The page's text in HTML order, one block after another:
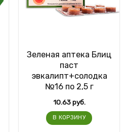
Зеленая аптека Блиц
паст
эвкалипт+солодка
№16 по 2,5 г
10.63руб.
В КОРЗИНУ